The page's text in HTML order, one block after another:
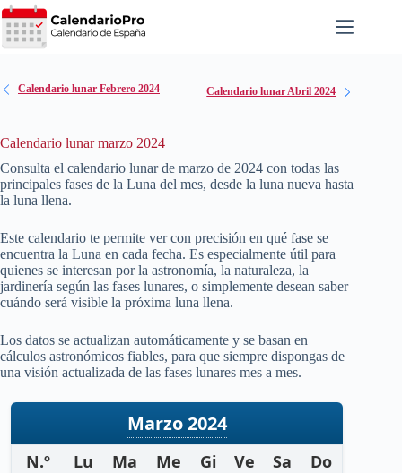
Saltar
al
contenido
Calendario lunar Febrero 2024 Calendario lunar Abril 2024
Calendario lunar marzo 2024
Consulta el calendario lunar de marzo de 2024 con todas las
principales fases de la Luna del mes, desde la luna nueva hasta
la luna llena.
Este calendario te permite ver con precisión en qué fase se
encuentra la Luna en cada fecha. Es especialmente útil para
quienes se interesan por la astronomía, la naturaleza, la
jardinería según las fases lunares, o simplemente desean saber
cuándo será visible la próxima luna llena.
Los datos se actualizan automáticamente y se basan en
cálculos astronómicos fiables, para que siempre dispongas de
una visión actualizada de las fases lunares mes a mes.
Marzo 2024
N.º Lu Ma Me Gi Ve Sa
Do